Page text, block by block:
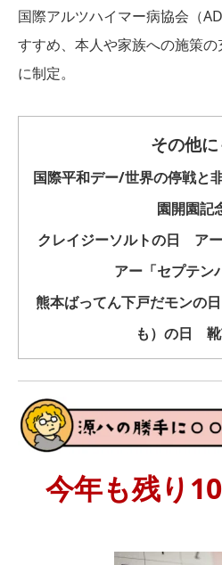
国際アルツハイマー病協会（
すすめ、本人や家族への施策
に制定。
その他
国際平和デー/世界の停戦と
園開園記
クレイジーソルトの日 ア
アー「セプテン
熊本ばってん下戸だモンの
も）の日 靴
今年も残り